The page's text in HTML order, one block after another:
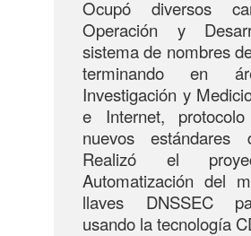
Ocupó diversos
Operación y
sistema de nombres
terminando en
Investigación y
e Internet,
nuevos estándares
Realizó el
Automatización del
llaves DNSSEC
usando la tecnología